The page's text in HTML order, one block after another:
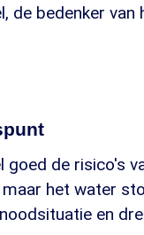
de bedenker van
goed de risico's
het water
en